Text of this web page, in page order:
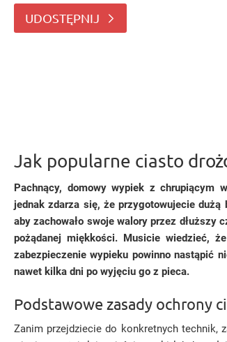
Często jednak zdarza się, że
UDOSTĘPNIJ
Jak popularne ciasto
Pachnący, domowy wypiek z chrupiącym
jednak zdarza się, że przygotowujecie
aby zachowało swoje walory przez dłuższy
pożądanej miękkości. Musicie wiedzieć,
zabezpieczenie wypieku powinno nastąpić
nawet kilka dni po wyjęciu go z pieca.
Podstawowe zasady ochrony
Zanim przejdziecie do konkretnych technik,